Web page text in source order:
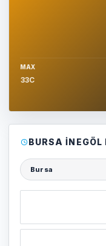
MAX
33C
BURSA
Şehir seçin